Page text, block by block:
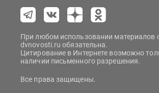
При любом использовании материалов
dvnovosti.ru обязательна.
Цитирование в Интернете возможно
наличии письменного разрешения.
Все права защищены.